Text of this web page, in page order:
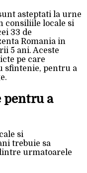
asteptati la urne
consiliile locale si
33 de
Romania in
5 ani. Aceste
pe care
sfintenie, pentru a
pentru a
si
trebuie sa
urmatoarele